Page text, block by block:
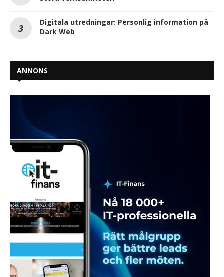
Digitala utredningar: Personlig information på
Dark Web
ANNONS